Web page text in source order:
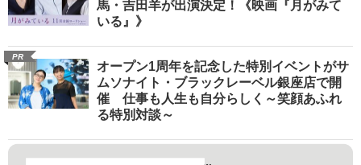
馬・吉田羊が出演決定！《映画『月がみて
いる』》
PR
オープン1周年を記念した特別イベントがサ
ムソナイト・ブラックレーベル銀座店で開
催 仕事も人生も自分らしく～笑顔あふれ
る特別対談～